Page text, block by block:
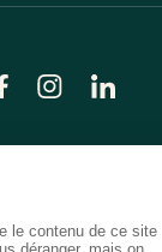
© LN CARE 2026